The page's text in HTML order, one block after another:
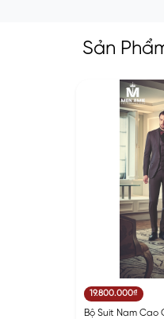
Sản
19.800.000₫
Bộ Suit Nam Cao